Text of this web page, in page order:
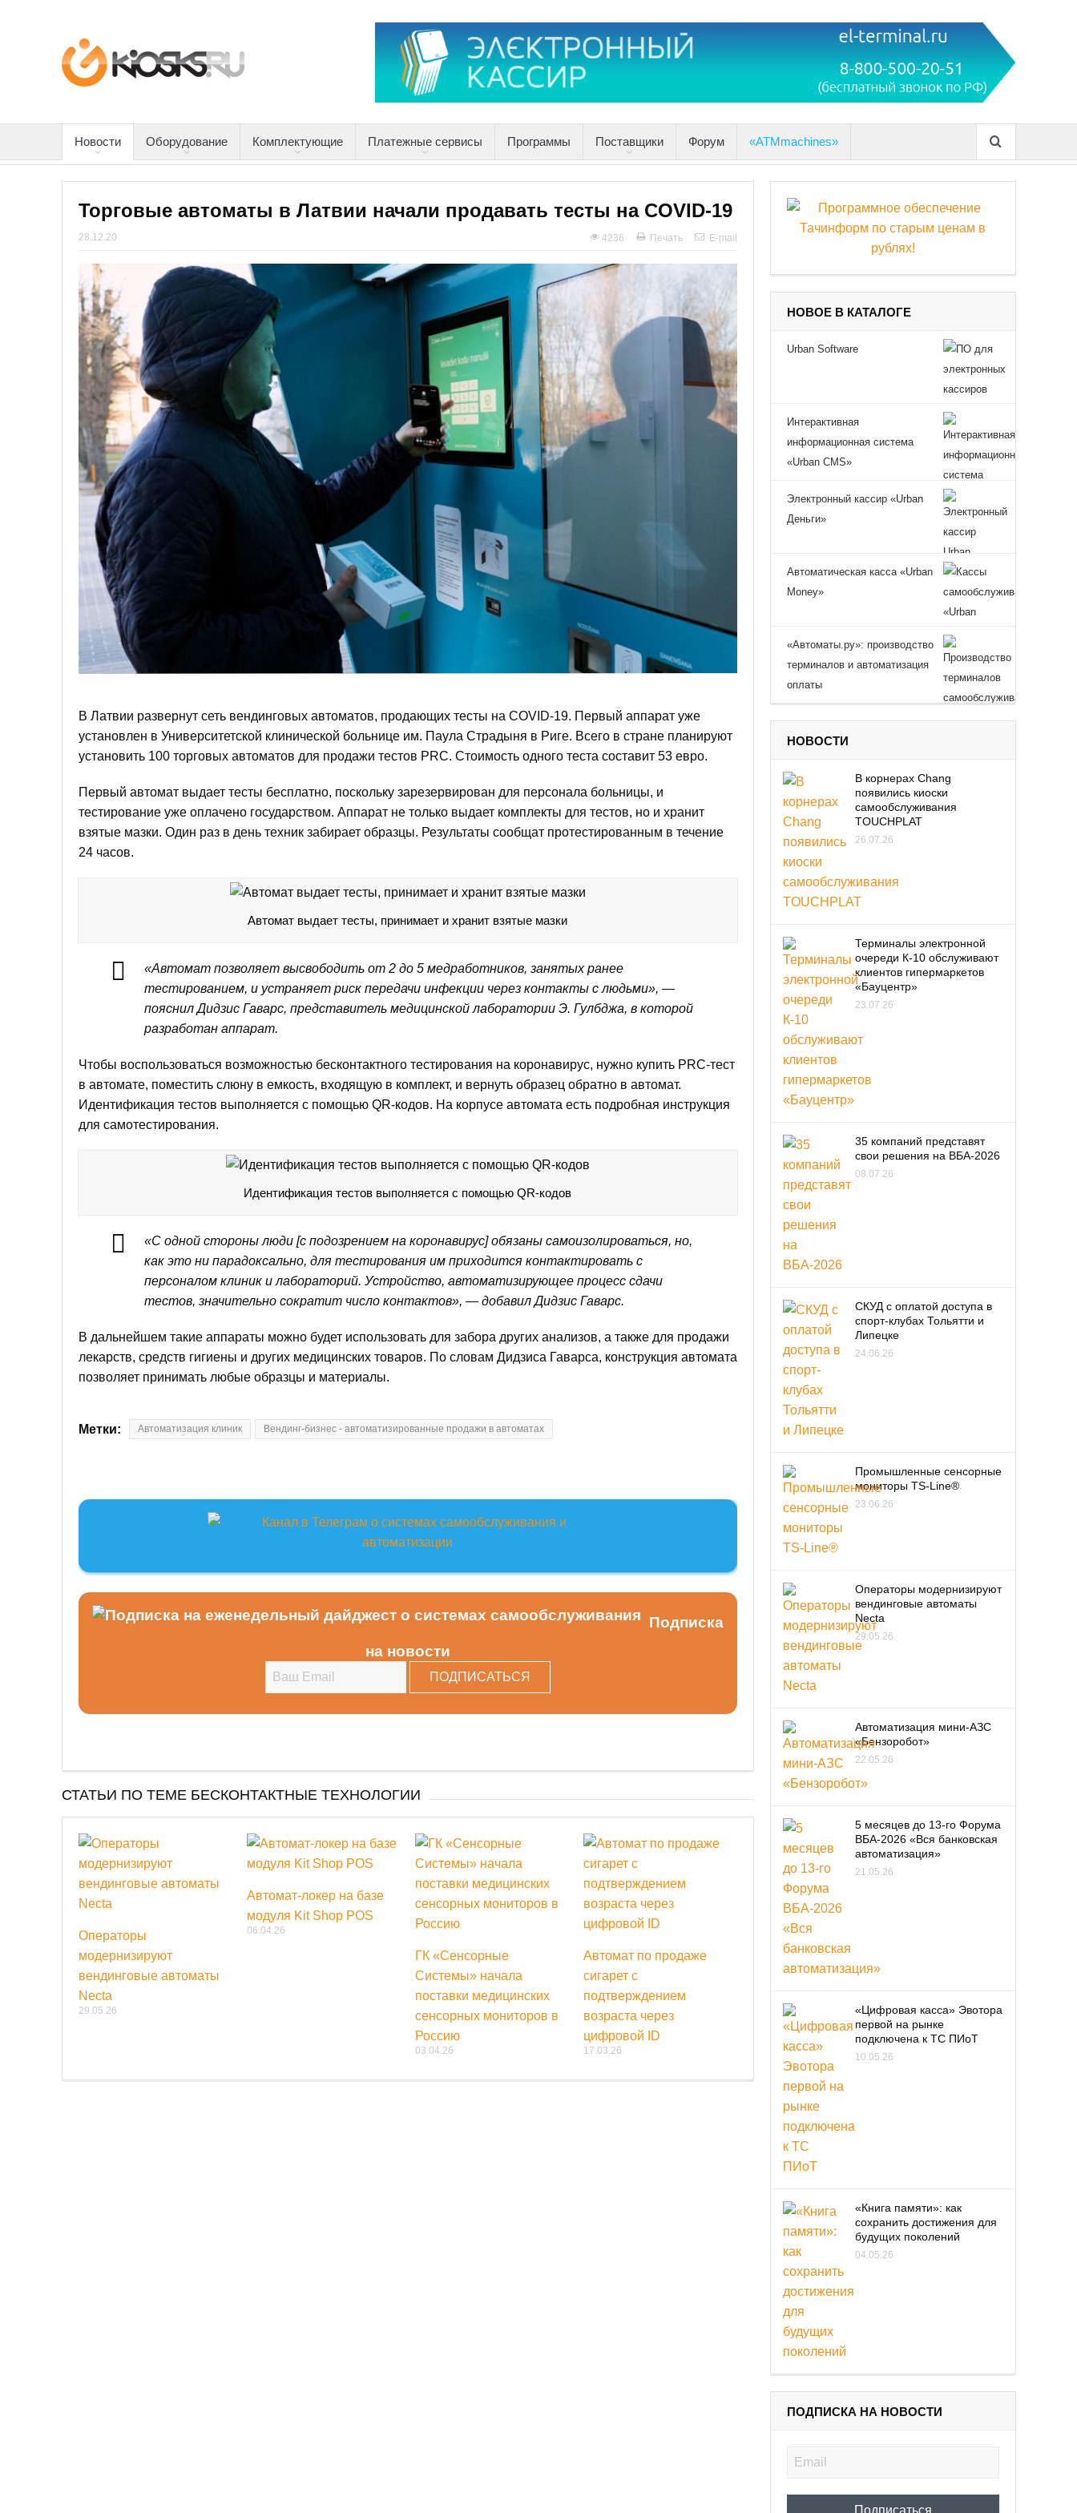
Новости Оборудование Комплектующие Платежные сервисы Программы Поставщики Форум «ATMmachines»
Торговые автоматы в Латвии начали продавать тесты на COVID-19
28.12.20 4236 Печать E-mail
В Латвии развернут сеть вендинговых автоматов, продающих тесты на COVID-19. Первый аппарат уже
установлен в Университетской клинической больнице им. Паула Страдыня в Риге. Всего в стране планируют
установить 100 торговых автоматов для продажи тестов PRC. Стоимость одного теста составит 53 евро.
Первый автомат выдает тесты бесплатно, поскольку зарезервирован для персонала больницы, и
тестирование уже оплачено государством. Аппарат не только выдает комплекты для тестов, но и хранит
взятые мазки. Один раз в день техник забирает образцы. Результаты сообщат протестированным в течение
24 часов.
Автомат выдает тесты, принимает и хранит взятые мазки
«Автомат позволяет высвободить от 2 до 5 медработников, занятых ранее
тестированием, и устраняет риск передачи инфекции через контакты с людьми», —
пояснил Дидзис Гаварс, представитель медицинской лаборатории Э. Гулбджа, в которой
разработан аппарат.
Чтобы воспользоваться возможностью бесконтактного тестирования на коронавирус, нужно купить PRC-тест
в автомате, поместить слюну в емкость, входящую в комплект, и вернуть образец обратно в автомат.
Идентификация тестов выполняется с помощью QR-кодов. На корпусе автомата есть подробная инструкция
для самотестирования.
Идентификация тестов выполняется с помощью QR-кодов
«С одной стороны люди [с подозрением на коронавирус] обязаны самоизолироваться, но,
как это ни парадоксально, для тестирования им приходится контактировать с
персоналом клиник и лабораторий. Устройство, автоматизирующее процесс сдачи
тестов, значительно сократит число контактов», — добавил Дидзис Гаварс.
В дальнейшем такие аппараты можно будет использовать для забора других анализов, а также для продажи
лекарств, средств гигиены и других медицинских товаров. По словам Дидзиса Гаварса, конструкция автомата
позволяет принимать любые образцы и материалы.
Метки: Автоматизация клиник Вендинг-бизнес - автоматизированные продажи в автоматах
Подписка
на новости
СТАТЬИ ПО ТЕМЕ БЕСКОНТАКТНЫЕ ТЕХНОЛОГИИ
Операторы
модернизируют
вендинговые автоматы
Necta
29.05.26
Автомат-локер на базе
модуля Kit Shop POS
06.04.26
ГК «Сенсорные
Системы» начала
поставки медицинских
сенсорных мониторов в
Россию
03.04.26
Автомат по продаже
сигарет с
подтверждением
возраста через
цифровой ID
17.03.26
НОВОЕ В КАТАЛОГЕ
Urban Software
Интерактивная
информационная система
«Urban CMS»
Электронный кассир «Urban
Деньги»
Автоматическая касса «Urban
Money»
«Автоматы.ру»: производство
терминалов и автоматизация
оплаты
НОВОСТИ
В корнерах Chang
появились киоски
самообслуживания
TOUCHPLAT
26.07.26
Терминалы электронной
очереди К-10 обслуживают
клиентов гипермаркетов
«Бауцентр»
23.07.26
35 компаний представят
свои решения на ВБА-2026
08.07.26
СКУД с оплатой доступа в
спорт-клубах Тольятти и
Липецке
24.06.26
Промышленные сенсорные
мониторы TS-Line®
23.06.26
Операторы модернизируют
вендинговые автоматы
Necta
29.05.26
Автоматизация мини-АЗС
«Бензоробот»
22.05.26
5 месяцев до 13-го Форума
ВБА-2026 «Вся банковская
автоматизация»
21.05.26
«Цифровая касса» Эвотора
первой на рынке
подключена к ТС ПИоТ
10.05.26
«Книга памяти»: как
сохранить достижения для
будущих поколений
04.05.26
ПОДПИСКА НА НОВОСТИ